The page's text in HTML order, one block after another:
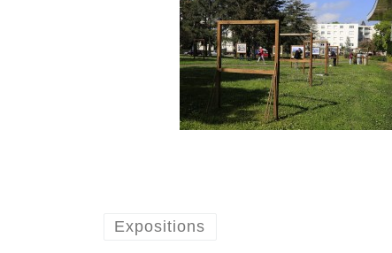
Expositions